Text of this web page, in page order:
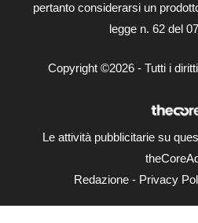
pertanto considerarsi un
legge n. 62 del
Copyright ©2026 - Tutti i
Le attività pubblicitarie su
Redazione - Privacy